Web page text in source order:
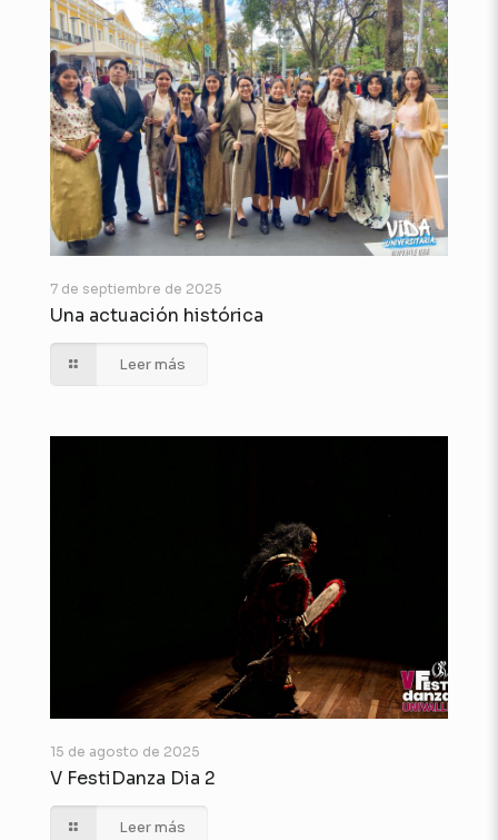
7 de septiembre de 2025
Una actuación histórica
Leer más
15 de agosto de 2025
V FestiDanza Dia 2
Leer más